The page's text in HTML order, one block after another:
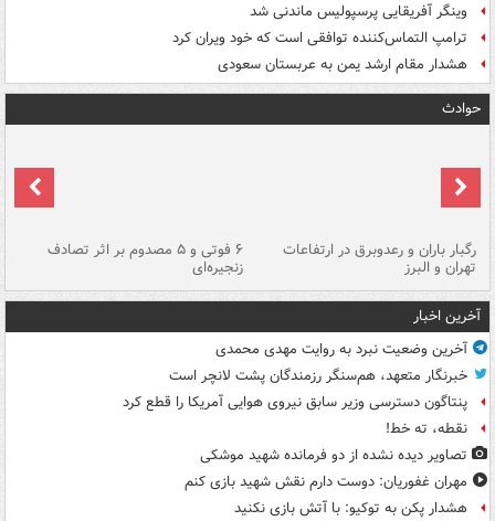
وینگر آفریقایی پرسپولیس ماندنی شد
ترامپ التماس‌کننده توافقی است که خود ویران کرد
هشدار مقام ارشد یمن به عربستان سعودی
حوادث
رگبار باران و رعدوبرق در ارتفاعات
تهران و البرز
۶ فوتی و ۵ مصدوم بر اثر تصادف
زنجیره‌ای
آخرین اخبار
آخرین وضعیت نبرد به روایت مهدی محمدی
خبرنگار متعهد، هم‌سنگر رزمندگان پشت لانچر است
پنتاگون دسترسی وزیر سابق نیروی هوایی آمریکا را قطع کرد
نقطه، ته خط!
تصاویر دیده‌ نشده از دو فرمانده شهید موشکی
مهران غفوریان: دوست دارم نقش شهید بازی کنم
هشدار پکن به توکیو: با آتش بازی نکنید